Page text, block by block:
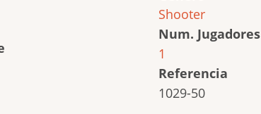
Shooter
Num. Jugadores
1
Referencia
1029-50